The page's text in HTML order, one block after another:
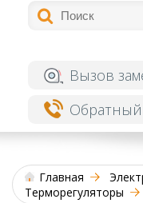
Вызов
Главная
Терморегуляторы